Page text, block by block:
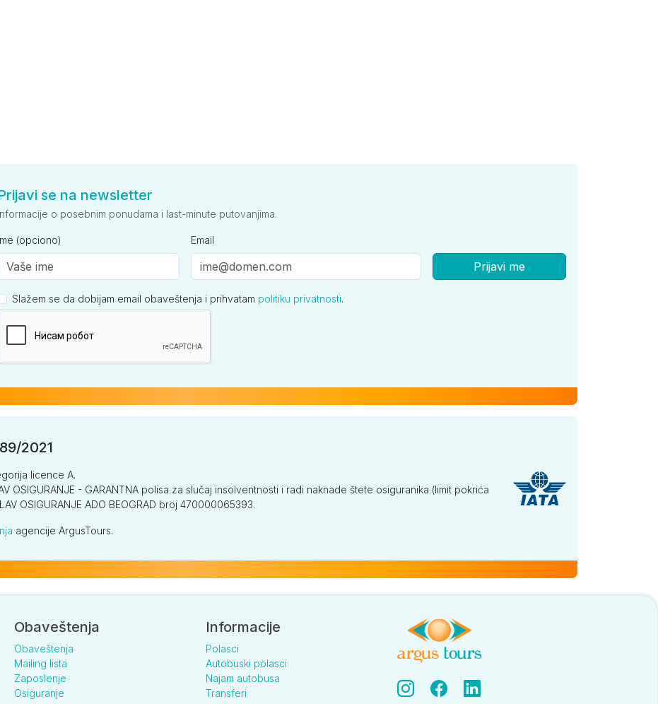
se na newsletter
o posebnim ponudama i last-minute putovanjima.
(opciono) Email
Prijavi me
Slažem se da dobijam email obaveštenja i prihvatam politiku privatnosti.
2021
licence A.
OSIGURANJE - GARANTNA polisa za slučaj insolventnosti i radi naknade štete osiguranika (limit pokrića
OSIGURANJE ADO BEOGRAD broj 470000065393.
agencije ArgusTours.
Obaveštenja
Obaveštenja
Mailing lista
Zaposlenje
Osiguranje
Informacije
Polasci
Autobuski polasci
Najam autobusa
Transferi